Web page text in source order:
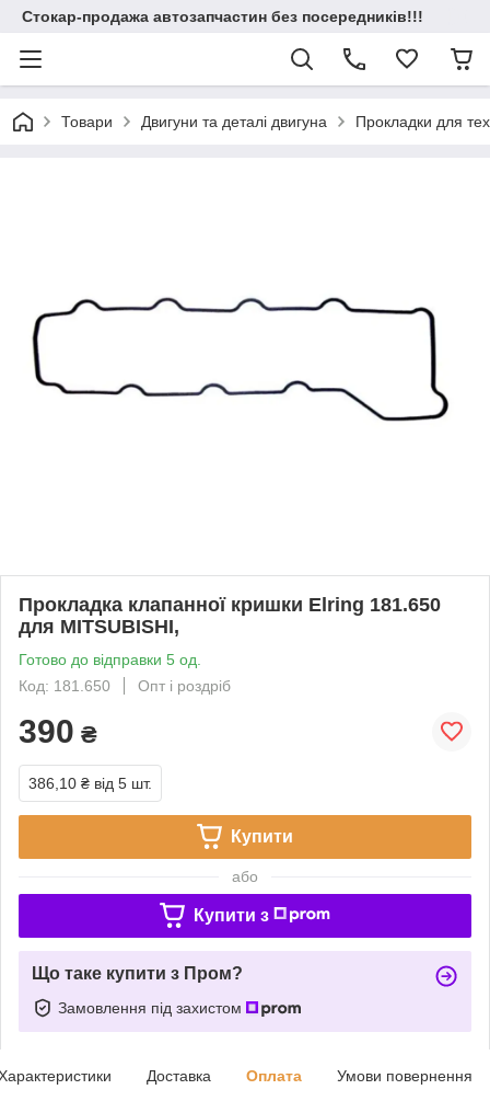
Стокар-продажа автозапчастин без посередників!!!
Товари Двигуни та деталі двигуна Прокладки для
Прокладка клапанної кришки Elring 181.650
для MITSUBISHI,
Готово до відправки 5 од.
Код: 181.650
Опт і роздріб
390 ₴
386,10 ₴ від 5 шт.
Купити
або
Купити з
Що таке купити з Пром?
Замовлення під захистом
Доставка Оплата Умови повернення